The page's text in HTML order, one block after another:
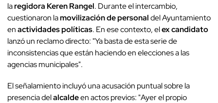
laregidora Keren Rangel. Durante el intercambio,
cuestionaron lamovilización de personaldel Ayuntamiento
enactividades políticas. En ese contexto, elex candidato
lanzó un reclamo directo: "Ya basta de esta serie de
inconsistencias que están haciendo en elecciones a las
agencias municipales".
El señalamiento incluyó una acusación puntual sobre la
presencia delalcaldeen actos previos: "Ayer el propio